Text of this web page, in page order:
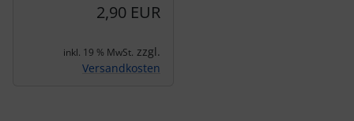
2,90 EUR
inkl. 19 % MwSt. zzgl.
Versandkosten